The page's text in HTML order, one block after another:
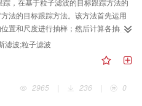
，在基于粒子滤波的目标跟踪方法的
法的目标跟踪方法。该方法首先运用
置和尺度进行抽样；然后计算各抽样
状态来获得跟踪目标。实验表明，该
灵活运动时的跟踪，与现有的算法相
棒性和通用性。
滤波;粒子滤波
2965
| 236 | 0